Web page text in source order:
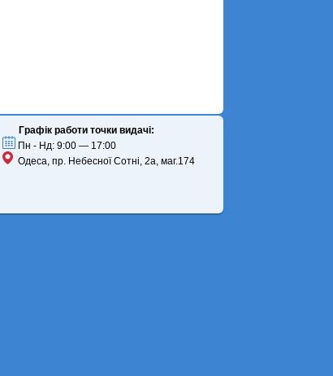
Графік работи точки видачі:
Пн - Нд: 9:00 — 17:00
Одеса, пр. Небесної Сотні, 2а, маг.174